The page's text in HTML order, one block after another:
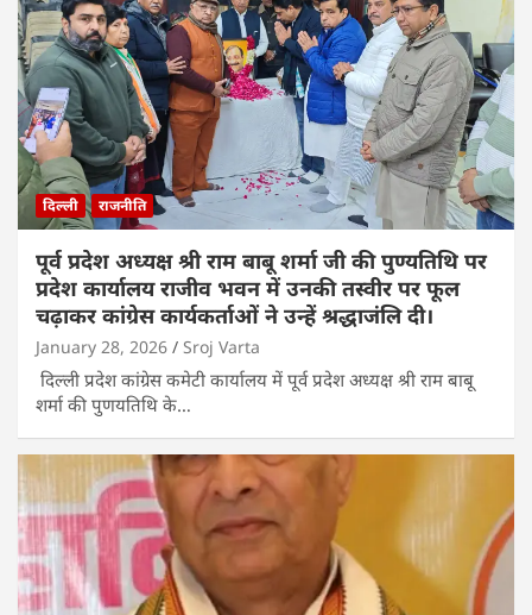
दिल्ली राजनीति
पूर्व प्रदेश अध्यक्ष श्री राम बाबू शर्मा जी की पुण्यतिथि पर
प्रदेश कार्यालय राजीव भवन में उनकी तस्वीर पर फूल
चढ़ाकर कांग्रेस कार्यकर्ताओं ने उन्हें श्रद्धाजंलि दी।
January 28, 2026 Sroj Varta
दिल्ली प्रदेश कांग्रेस कमेटी कार्यालय में पूर्व प्रदेश अध्यक्ष श्री राम बाबू
शर्मा की पुणयतिथि के…